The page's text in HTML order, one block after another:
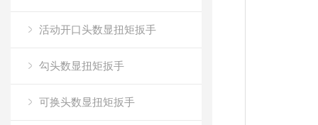
活动开口头数显扭矩扳手
勾头数显扭矩扳手
可换头数显扭矩扳手